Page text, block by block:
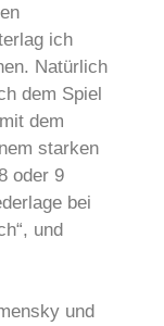
ich
Natürlich
dem Spiel
dem
starken
oder 9
bei
und
und